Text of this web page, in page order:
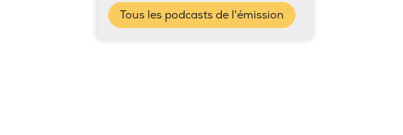
Tous les podcasts de l'émission